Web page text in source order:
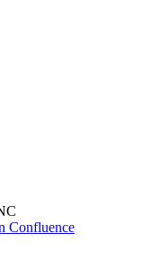
Confluence